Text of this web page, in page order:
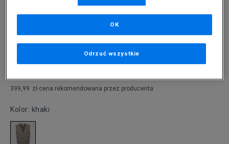
NIKE BEZRĘKAWNIK W NSW ESSTL WVN LSE
CRGO VEST
sezonów lub z ekspozycji.
Szczegóły.
399,99 zł cena rekomendowana przez producenta
Kolor: khaki
Odrzuć wszystkie
OK